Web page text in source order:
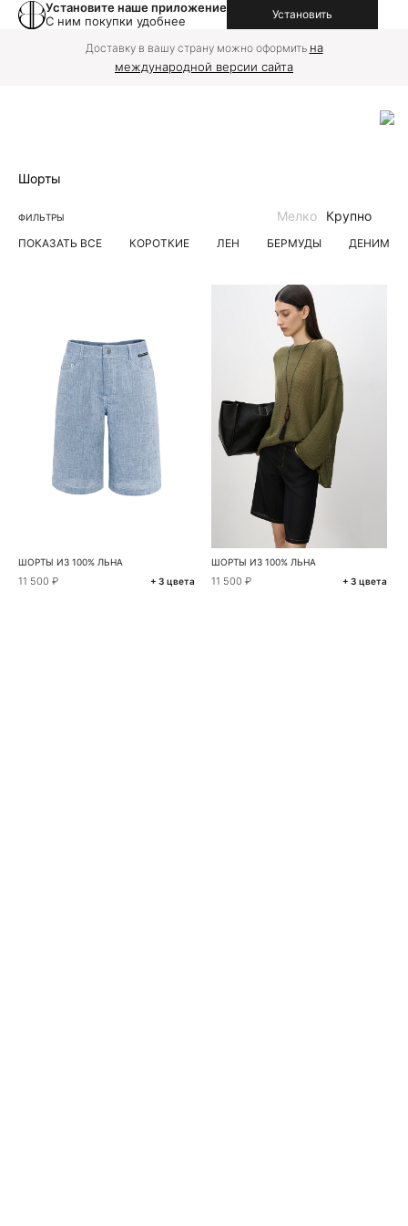
Установите наше приложение
С ним покупки удобнее
Установить
Доставку в вашу страну можно оформить на
международной версии сайта
Шорты
ФИЛЬТРЫ
ПОКАЗАТЬ ВСЕ КОРОТКИЕ ЛЕН БЕРМУДЫ ДЕНИМ
Мелко Крупно
ШОРТЫ ИЗ 100% ЛЬНА
11 500 ₽ + 3 цвета
ШОРТЫ ИЗ 100% ЛЬНА
11 500 ₽ + 3 цвета